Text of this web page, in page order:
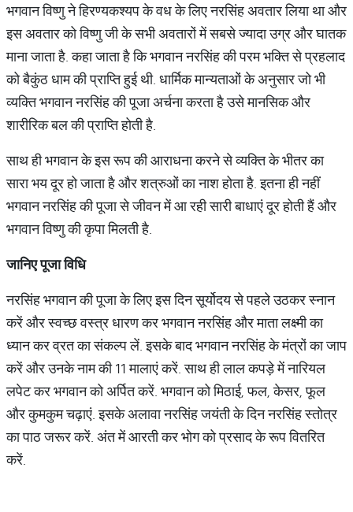
भगवान विष्णु ने हिरण्यकश्यप के वध के लिए नरसिंह अवतार लिया था और
इस अवतार को विष्णु जी के सभी अवतारों में सबसे ज्यादा उग्र और घातक
माना जाता है. कहा जाता है कि भगवान नरसिंह की परम भक्ति से प्रहलाद
को बैकुंठ धाम की प्राप्ति हुई थी. धार्मिक मान्यताओं के अनुसार जो भी
व्यक्ति भगवान नरसिंह की पूजा अर्चना करता है उसे मानसिक और
शारीरिक बल की प्राप्ति होती है.
साथ ही भगवान के इस रूप की आराधना करने से व्यक्ति के भीतर का
सारा भय दूर हो जाता है और शत्रुओं का नाश होता है. इतना ही नहीं
भगवान नरसिंह की पूजा से जीवन में आ रही सारी बाधाएं दूर होती हैं और
भगवान विष्णु की कृपा मिलती है.
जानिएपूजाविधि
नरसिंह भगवान की पूजा के लिए इस दिन सूर्योदय से पहले उठकर स्नान
करें और स्वच्छ वस्त्र धारण कर भगवान नरसिंह और माता लक्ष्मी का
ध्यान कर व्रत का संकल्प लें. इसके बाद भगवान नरसिंह के मंत्रों का जाप
करें और उनके नाम की 11 मालाएं करें. साथ ही लाल कपड़े में नारियल
लपेट कर भगवान को अर्पित करें. भगवान को मिठाई, फल, केसर, फूल
और कुमकुम चढ़ाएं. इसके अलावा नरसिंह जयंती के दिन नरसिंह स्तोत्र
का पाठ जरूर करें. अंत में आरती कर भोग को प्रसाद के रूप वितरित
करें.